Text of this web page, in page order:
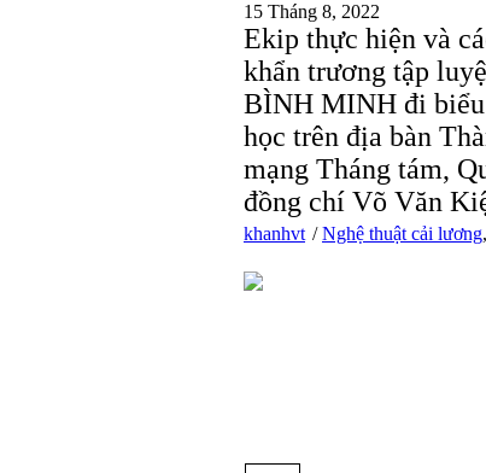
15 Tháng 8, 2022
Ekip thực hiện và
khẩn trương tập
BÌNH MINH đi biểu
học trên địa bàn
mạng Tháng tám,
đồng chí Võ Văn
khanhvt Nghệ thuật cải lương,